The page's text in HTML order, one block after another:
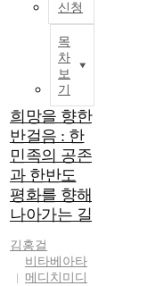
신청
목
차
보
기
희망을 향한
반걸음 : 한
민족의 공존
과 한반도
평화를 향해
나아가는 길
김홍걸
비타베아타
메디치미디